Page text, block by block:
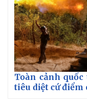
Toàn cảnh quốc
tiêu diệt cứ điểm